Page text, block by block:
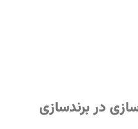
در برندسازی